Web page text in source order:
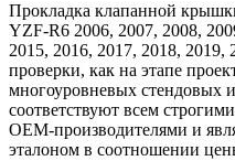
Прокладка клапанной
YZF-R6 2006, 2007, 2008,
2015, 2016, 2017, 2018, 2019,
проверки, как на этапе
многоуровневых стендовых
соответствуют всем
OEM-производителями и
эталоном в соотношении